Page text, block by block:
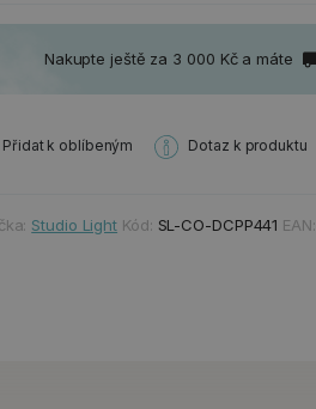
Nakupte ještě za 3 000 Kč a máte
Přidat k oblíbeným Dotaz k produktu
Studio Light Kód: SL-CO-DCPP441 EAN: